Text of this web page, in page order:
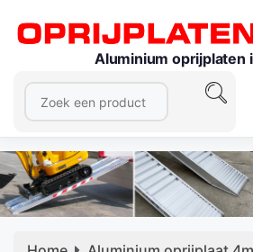
Aluminium oprijplaten